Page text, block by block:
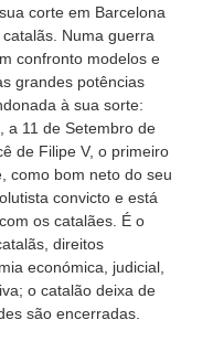
corte em Barcelona
Numa guerra
confronto modelos e
grandes potências
à sua sorte:
a 11 de Setembro de
de Filipe V, o primeiro
como bom neto do seu
convicto e está
os catalães. É o
direitos
económica, judicial,
o catalão deixa de
são encerradas.